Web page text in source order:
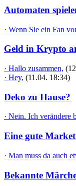
Automaten
· Wenn Sie ein Fan
Geld in Krypto
· Hallo zusammen,
· Hey, (11.04. 18:34)
Deko zu Hause?
· Nein. Ich verändere
Eine gute
· Man muss da auch
Bekannte